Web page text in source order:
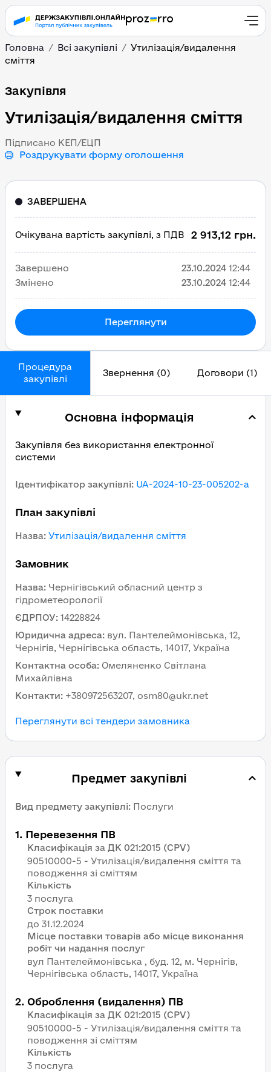
Головна Всі закупівлі
Утилізація/видалення
сміття
Утилізація/видалення
Закупівля
Утилізація/видалення сміття
Підписано КЕП/ЕЦП
Роздрукувати форму оголошення
Процедура
закупівлі
Звернення (0) Договори (1)
Основна інформація
Закупівля без використання електронної
системи
Ідентифікатор закупівлі: UA-2024-10-23-005202-a
План закупівлі
Назва: Утилізація/видалення сміття
Замовник
Назва: Чернігівський обласний центр з
гідрометеорології
ЄДРПОУ: 14228824
Юридична адреса: вул. Пантелеймонівська, 12,
Чернігів, Чернігівська область, 14017, Україна
Контактна особа: Омеляненко Світлана
Михайлівна
Контакти: +380972563207, osm80@ukr.net
Переглянути всі тендери замовника
Предмет закупівлі
Вид предмету закупівлі: Послуги
1. Перевезення ПВ
Класифікація за ДК 021:2015 (CPV)
90510000-5 - Утилізація/видалення сміття та
поводження зі сміттям
Кількість
3 послуга
Строк поставки
Місце поставки товарів або місце виконання
робіт чи надання послуг
вул Пантелеймонівська , буд. 12, м. Чернігів,
Чернігівська область, 14017, Україна
2. Оброблення (видалення) ПВ
Класифікація за ДК 021:2015 (CPV)
90510000-5 - Утилізація/видалення сміття та
поводження зі сміттям
Кількість
3 послуга
ЗАВЕРШЕНА
Очікувана вартість закупівлі, з ПДВ 2 913,12 грн.
Завершено 23.10.2024 12:44
Змінено
23.10.2024 12:44
Переглянути